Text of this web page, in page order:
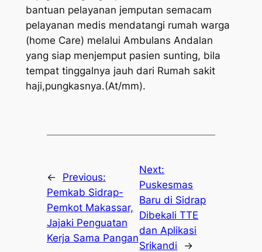
bantuan pelayanan jemputan semacam
pelayanan medis mendatangi rumah warga
(home Care) melalui Ambulans Andalan
yang siap menjemput pasien sunting, bila
tempat tinggalnya jauh dari Rumah sakit
haji,pungkasnya.(At/mm).
←
Previous:
Pemkab Sidrap-
Pemkot Makassar,
Jajaki Penguatan
Kerja Sama Pangan
Next:
Puskesmas
Baru di Sidrap
Dibekali TTE
dan Aplikasi
Srikandi
→